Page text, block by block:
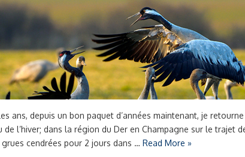
ans, depuis un bon paquet d’années maintenant, je
de l’hiver; dans la région du Der en Champagne sur le trajet
cendrées pour 2 jours dans … Read More »